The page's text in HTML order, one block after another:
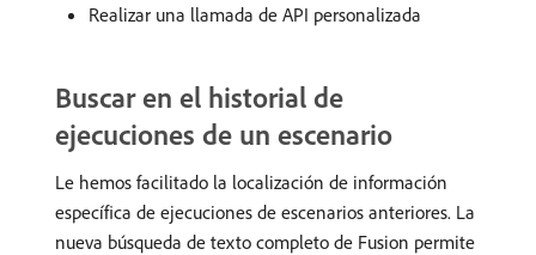
Realizar una llamada de API personalizada
Buscar en el historial de
ejecuciones de un escenario
Le hemos facilitado la localización de información
específica de ejecuciones de escenarios anteriores. La
nueva búsqueda de texto completo de Fusion permite